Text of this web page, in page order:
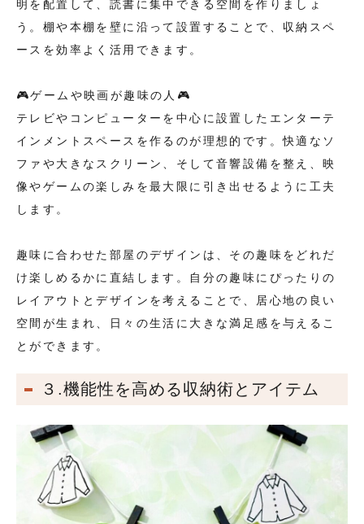
明を配置して、読書に集中できる空間を作りましょ
う。棚や本棚を壁に沿って設置することで、収納スペ
ースを効率よく活用できます。
🎮ゲームや映画が趣味の人🎮
テレビやコンピューターを中心に設置したエンターテ
インメントスペースを作るのが理想的です。快適なソ
ファや大きなスクリーン、そして音響設備を整え、映
像やゲームの楽しみを最大限に引き出せるように工夫
します。
趣味に合わせた部屋のデザインは、その趣味をどれだ
け楽しめるかに直結します。自分の趣味にぴったりの
レイアウトとデザインを考えることで、居心地の良い
空間が生まれ、日々の生活に大きな満足感を与えるこ
とができます。
３.機能性を高める収納術とアイテム